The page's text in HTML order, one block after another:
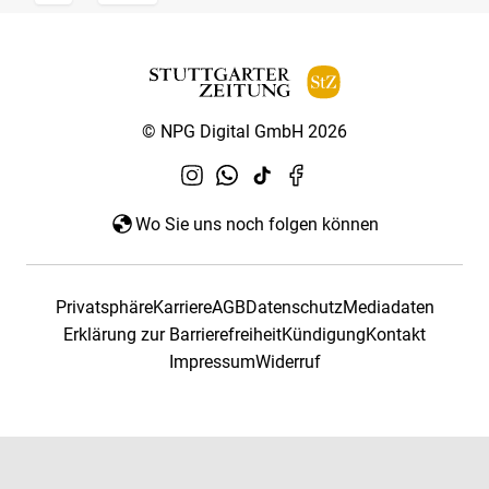
© NPG Digital GmbH 2026
Wo Sie uns noch folgen können
PrivatsphäreKarriereAGBDatenschutzMediadaten
Erklärung zur BarrierefreiheitKündigungKontakt
ImpressumWiderruf